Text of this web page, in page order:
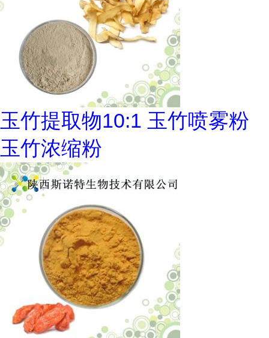
玉竹提取物10:1 玉竹喷雾粉
玉竹浓缩粉